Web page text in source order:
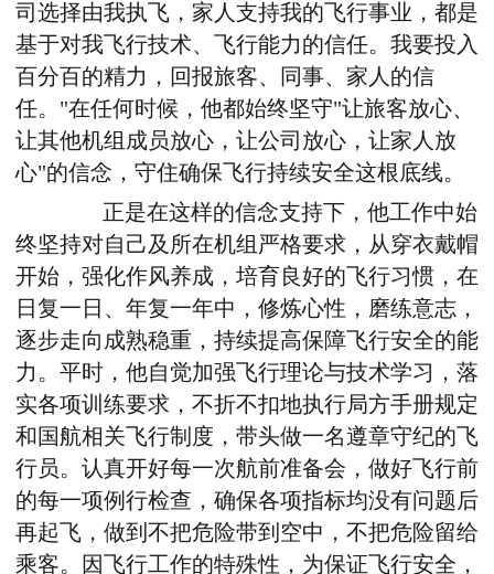
司选择由我执飞，家人支持我的飞行事业，都是
基于对我飞行技术、飞行能力的信任。我要投入
百分百的精力，回报旅客、同事、家人的信
任。"在任何时候，他都始终坚守"让旅客放心、
让其他机组成员放心，让公司放心，让家人放
心"的信念，守住确保飞行持续安全这根底线。
正是在这样的信念支持下，他工作中始
终坚持对自己及所在机组严格要求，从穿衣戴帽
开始，强化作风养成，培育良好的飞行习惯，在
日复一日、年复一年中，修炼心性，磨练意志，
逐步走向成熟稳重，持续提高保障飞行安全的能
力。平时，他自觉加强飞行理论与技术学习，落
实各项训练要求，不折不扣地执行局方手册规定
和国航相关飞行制度，带头做一名遵章守纪的飞
行员。认真开好每一次航前准备会，做好飞行前
的每一项例行检查，确保各项指标均没有问题后
再起飞，做到不把危险带到空中，不把危险留给
乘客。因飞行工作的特殊性，为保证飞行安全，